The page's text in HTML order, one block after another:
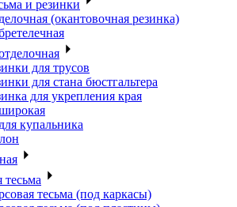
и резинки
(окантовочная резинка)
для трусов
для стана бюстгальтера
для укрепления края
купальника
тесьма
тесьма (под каркасы)